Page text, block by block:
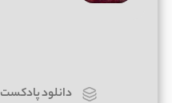
دانلود پادکست